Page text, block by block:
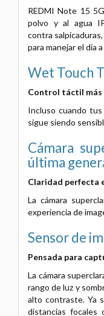
REDMI Note 15
polvo y al agua
contra
para manejar el día
Wet Touch
Control táctil más
Incluso cuando
sigue siendo
Cámara
última
Claridad perfecta
La cámara
experiencia de
Sensor de
Pensada para
La cámara
rango de luz y
alto contraste. Ya
distancias focales